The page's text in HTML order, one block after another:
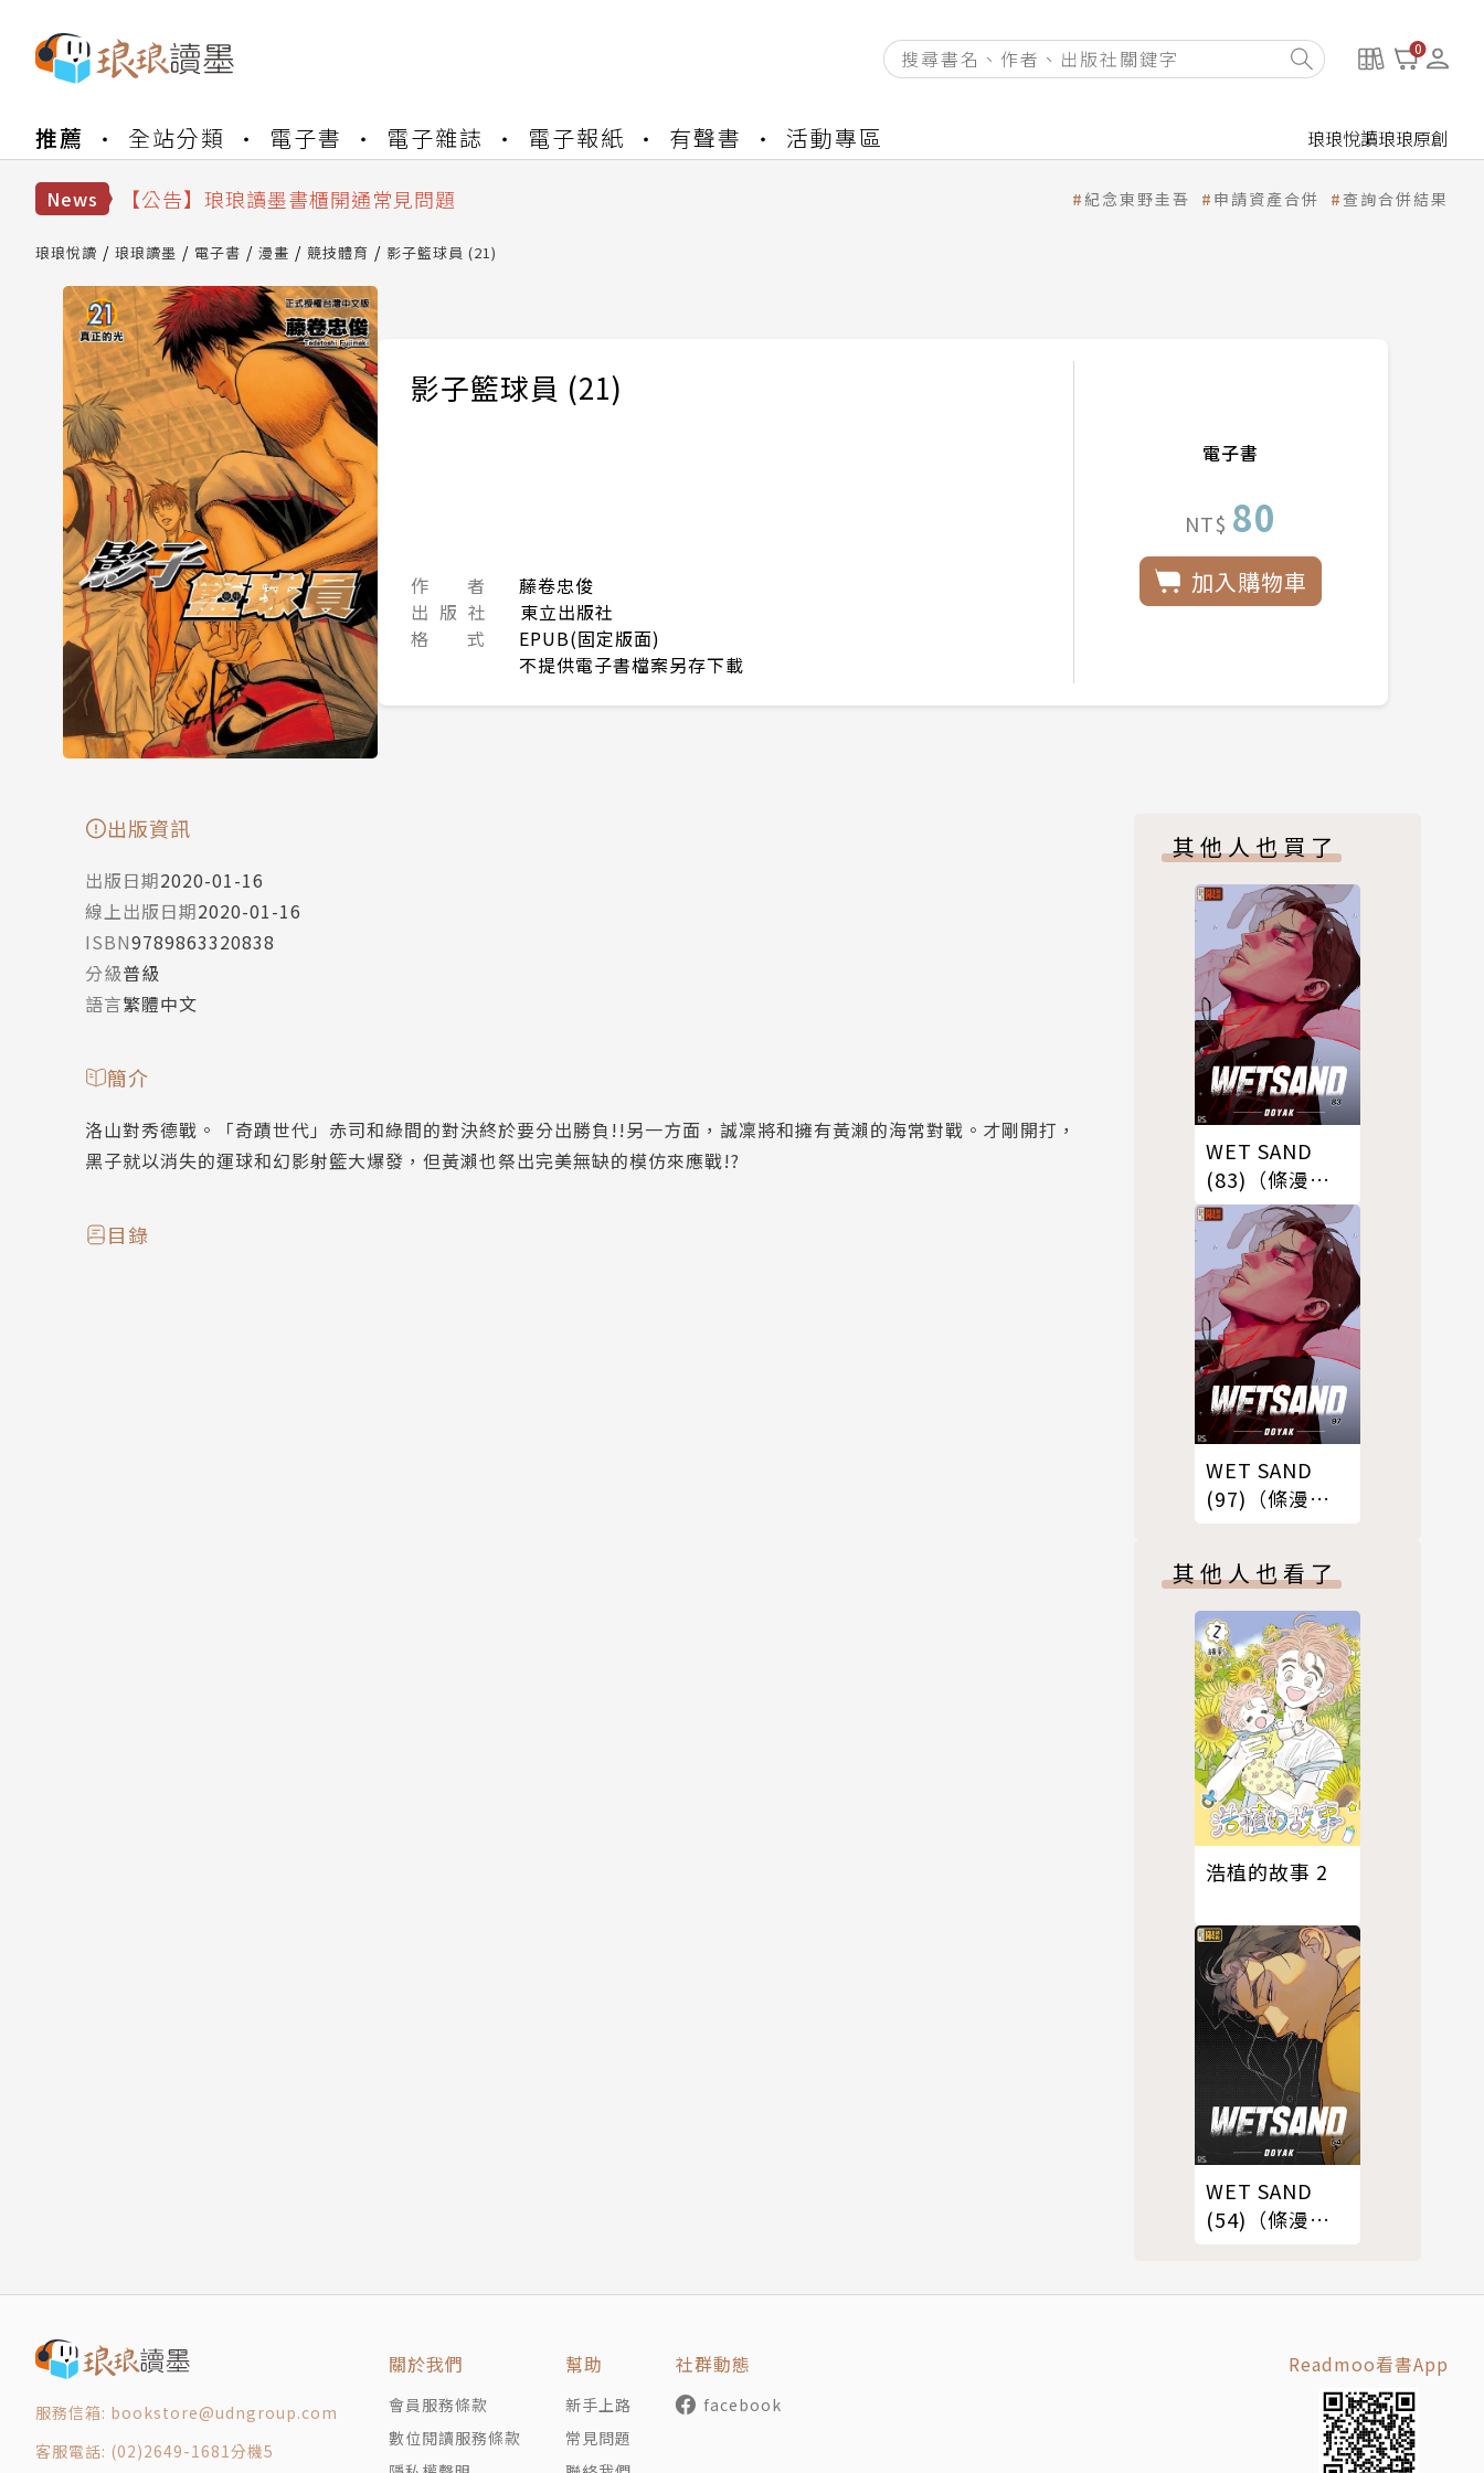
0
推薦 全站分類 電子書 電子雜誌 電子報紙 有聲書 活動專區 琅琅悅讀琅琅原創
News
【公告】因 Readmoo 讀墨系統維護中，本站同步暫停部分閱讀服務
【公告】琅琅讀墨書櫃開通常見問題
【公告】琅琅書店服務升級重要說明及資產合併結果查詢
【公告】因 Readmoo 讀墨系統維護中，本站同步暫停部分閱讀服務
紀念東野圭吾 申請資產合併 查詢合併結果
琅琅悅讀 琅琅讀墨 電子書 漫畫 競技體育 影子籃球員 (21)
影子籃球員 (21)
作 者
藤卷忠俊
出 版 社
東立出版社
格 式
EPUB(固定版面)
不提供電子書檔案另存下載
電子書
NT$ 80
加入購物車
出版資訊
出版日期2020-01-16
線上出版日期2020-01-16
ISBN9789863320838
分級普級
語言繁體中文
簡介
洛山對秀德戰。「奇蹟世代」赤司和綠間的對決終於要分出勝負!!另一方面，誠凜將和擁有黃瀨的海常對戰。才剛開打，
黑子就以消失的運球和幻影射籃大爆發，但黃瀨也祭出完美無缺的模仿來應戰!?
目錄
其他人也買了
WET SAND
(83)（條漫
版）
WET SAND
(97)（條漫
其他人也看了
浩植的故事 2
WET SAND
(54)（條漫
服務信箱: bookstore@udngroup.com
客服電話: (02)2649-1681分機5
關於我們
會員服務條款
數位閱讀服務條款
幫助
新手上路
常見問題
社群動態
facebook
Readmoo看書App